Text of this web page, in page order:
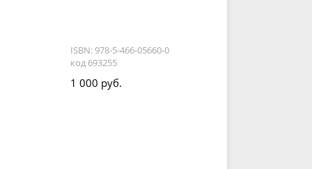
ISBN: 978-5-466-05660-0
код 693255
1 000 руб.